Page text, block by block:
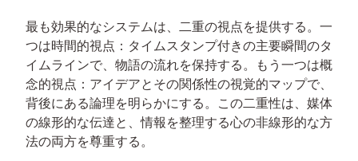
最も効果的なシステムは、二重の視点を提供する。一
つは時間的視点：タイムスタンプ付きの主要瞬間のタ
イムラインで、物語の流れを保持する。もう一つは概
念的視点：アイデアとその関係性の視覚的マップで、
背後にある論理を明らかにする。この二重性は、媒体
の線形的な伝達と、情報を整理する心の非線形的な方
法の両方を尊重する。